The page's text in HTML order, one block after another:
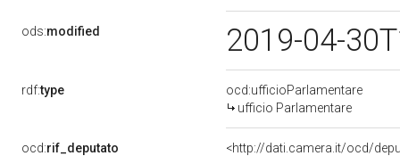
ods:modified 2019-04-
rdf:type
ocd:ufficioParlamentare
ufficio Parlamentare
ocd:rif_deputato
<http://dati.camera.it/ocd/